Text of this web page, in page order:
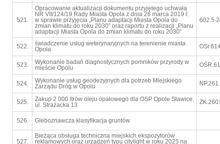
521.
Opracowanie aktualizacji dokumentu przyjętego uchwałą
NR VII/124/19 Rady Miasta Opola z dnia 28 marca 2019 r.
w sprawie przyjęcia „Planu adaptacji Miasta Opola do
zmian klimatu do roku 2030” oraz raportu z realizacji „Planu
adaptacji Miasta Opola do zmian klimatu do roku 2030”
522.
świadczenie usług weterynaryjnych na terenienie miasta
Opola
523.
Wykonanie badań diagnostycznych pomników przyrody w
mieście Opolu
524.
Wykonanie usług geodezyjnych dla potrzeb Miejskiego
Zarządu Dróg w Opolu
525.
Zakup 2 000 ltrów oleju opałowego dla OSP Opole Sławice,
ul. Strażacka 13
526. Gleboznawcza klasyfikacja gruntów
527.
Bieżąca obsługa techniczna miejskich ekspozytorów
reklamowych oraz urządzeń typu citylight w roku 2025 na